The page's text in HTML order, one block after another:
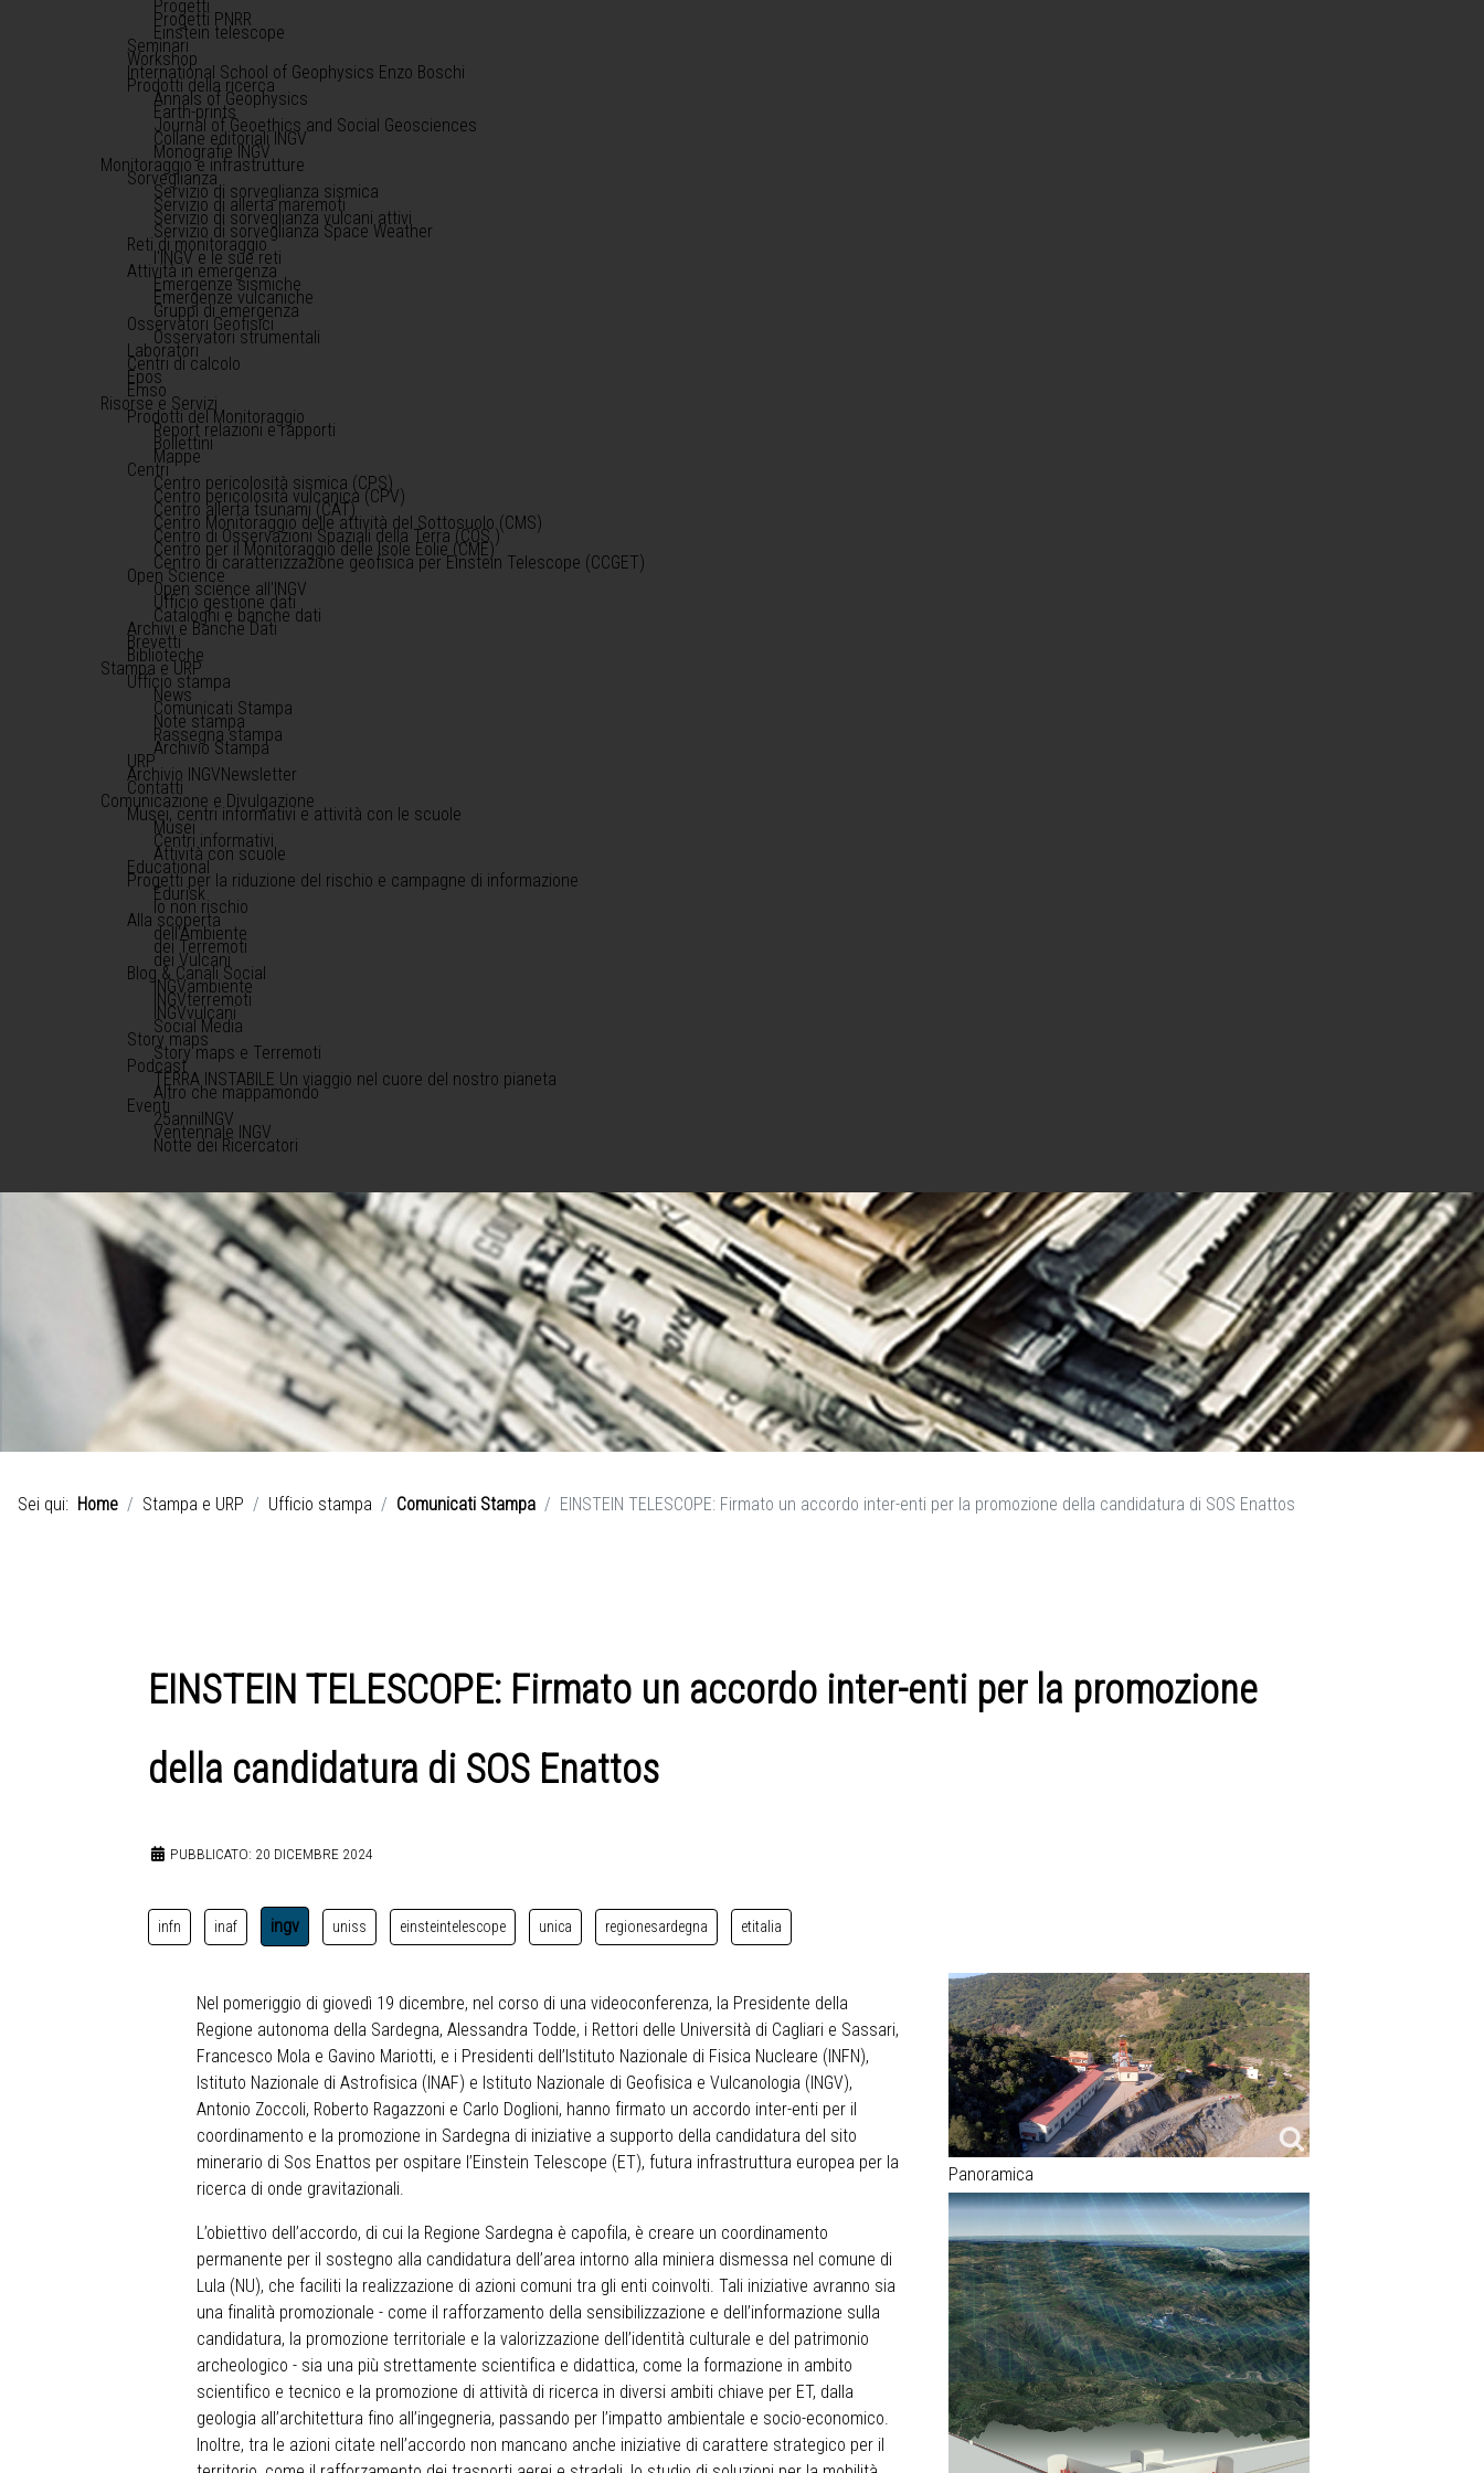
Progetti
Progetti PNRR
Einstein telescope
Seminari
Workshop
International School of Geophysics Enzo Boschi
Prodotti della ricerca
Annals of Geophysics
Earth-prints
Journal of Geoethics and Social Geosciences
Collane editoriali INGV
Monografie INGV
Monitoraggio e infrastrutture
Sorveglianza
Servizio di sorveglianza sismica
Servizio di allerta maremoti
Servizio di sorveglianza vulcani attivi
Servizio di sorveglianza Space Weather
Reti di monitoraggio
l'INGV e le sue reti
Attività in emergenza
Emergenze sismiche
Emergenze vulcaniche
Gruppi di emergenza
Osservatori Geofisici
Osservatori strumentali
Laboratori
Centri di calcolo
Epos
Emso
Risorse e Servizi
Prodotti del Monitoraggio
Report relazioni e rapporti
Bollettini
Mappe
Centri
Centro pericolosità sismica (CPS)
Centro pericolosità vulcanica (CPV)
Centro allerta tsunami (CAT)
Centro Monitoraggio delle attività del Sottosuolo (CMS)
Centro di Osservazioni Spaziali della Terra (COS )
Centro per il Monitoraggio delle Isole Eolie (CME)
Centro di caratterizzazione geofisica per Einstein Telescope (CCGET)
Open Science
Open science all'INGV
Ufficio gestione dati
Cataloghi e banche dati
Archivi e Banche Dati
Brevetti
Biblioteche
Stampa e URP
Ufficio stampa
News
Comunicati Stampa
Note stampa
Rassegna stampa
Archivio Stampa
URP
Archivio INGVNewsletter
Contatti
Comunicazione e Divulgazione
Musei, centri informativi e attività con le scuole
Musei
Centri informativi
Attività con scuole
Educational
Progetti per la riduzione del rischio e campagne di informazione
Edurisk
Io non rischio
Alla scoperta
dell'Ambiente
dei Terremoti
dei Vulcani
Blog & Canali Social
INGVambiente
INGVterremoti
INGVvulcani
Social Media
Story maps
Story maps e Terremoti
Podcast
TERRA INSTABILE Un viaggio nel cuore del nostro pianeta
Altro che mappamondo
Eventi
25anniINGV
Ventennale INGV
Notte dei Ricercatori
Sei qui: Home Stampa e URP Ufficio stampa Comunicati Stampa EINSTEIN TELESCOPE: Firmato un accordo inter-enti per la promozione della candidatura di SOS Enattos
EINSTEIN TELESCOPE: Firmato un accordo inter-enti per la promozione
della candidatura di SOS Enattos
PUBBLICATO: 20 DICEMBRE 2024
infn inaf ingv uniss einsteintelescope unica regionesardegna etitalia
Nel pomeriggio di giovedì 19 dicembre, nel corso di una videoconferenza, la Presidente della
Regione autonoma della Sardegna, Alessandra Todde, i Rettori delle Università di Cagliari e Sassari,
Francesco Mola e Gavino Mariotti, e i Presidenti dell’Istituto Nazionale di Fisica Nucleare (INFN),
Istituto Nazionale di Astrofisica (INAF) e Istituto Nazionale di Geofisica e Vulcanologia (INGV),
Antonio Zoccoli, Roberto Ragazzoni e Carlo Doglioni, hanno firmato un accordo inter-enti per il
coordinamento e la promozione in Sardegna di iniziative a supporto della candidatura del sito
minerario di Sos Enattos per ospitare l’Einstein Telescope (ET), futura infrastruttura europea per la
ricerca di onde gravitazionali.
L’obiettivo dell’accordo, di cui la Regione Sardegna è capofila, è creare un coordinamento
permanente per il sostegno alla candidatura dell’area intorno alla miniera dismessa nel comune di
Lula (NU), che faciliti la realizzazione di azioni comuni tra gli enti coinvolti. Tali iniziative avranno sia
una finalità promozionale - come il rafforzamento della sensibilizzazione e dell’informazione sulla
candidatura, la promozione territoriale e la valorizzazione dell’identità culturale e del patrimonio
archeologico - sia una più strettamente scientifica e didattica, come la formazione in ambito
scientifico e tecnico e la promozione di attività di ricerca in diversi ambiti chiave per ET, dalla
geologia all’architettura fino all’ingegneria, passando per l’impatto ambientale e socio-economico.
Inoltre, tra le azioni citate nell’accordo non mancano anche iniziative di carattere strategico per il
Panoramica